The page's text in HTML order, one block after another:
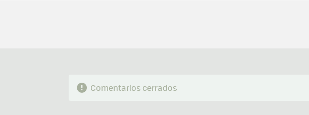
MAIL
Comentarios cerrados